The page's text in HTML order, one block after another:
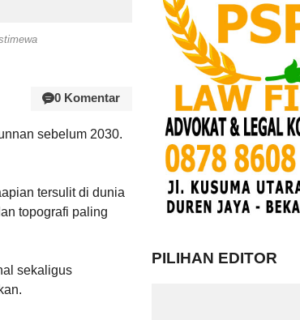
0 Komentar
sebelum 2030.
tersulit di dunia
topografi paling
sekaligus
PILIHAN EDITOR